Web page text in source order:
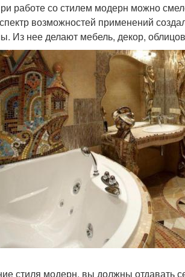
работе со стилем модерн можно
возможностей применений
Из нее делают мебель, декор,
стиля модерн, вы должны отдавать